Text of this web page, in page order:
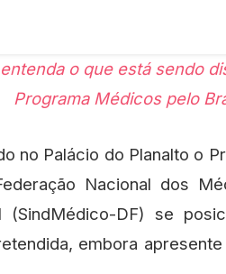
Programa Médicos pelo
no Palácio do Planalto o
Nacional dos
DF) se
embora